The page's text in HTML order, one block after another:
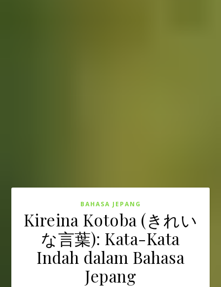
BAHASA JEPANG
Kireina Kotoba (きれい
な言葉): Kata-Kata
Indah dalam Bahasa
Jepang